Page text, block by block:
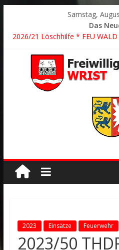
Samstag,
Das
2026/21 Löschhilfe * FEU
2026/24 * TH G Y * PKW
2026/23 TH K Y * Person in
2026/22 TH Y * VU * 1 Person
Der schönste Einsatz des Jahres
2023 Einsätze Feuerwehr
2023/50